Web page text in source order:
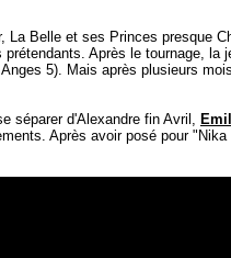
La Belle et ses Princes presque
Après le tournage, la
5). Mais après plusieurs
séparer d'Alexandre fin Avril,
Après avoir posé pour